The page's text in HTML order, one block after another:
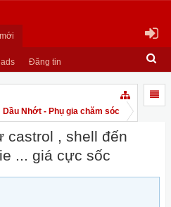
Đăng tin
Dầu Nhớt - Phụ gia chăm sóc
castrol , shell đến
... giá cực sốc